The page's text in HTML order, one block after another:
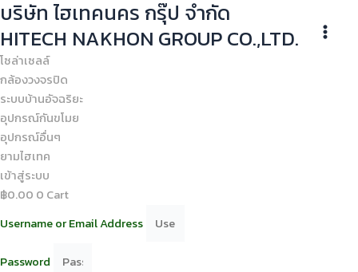
Skip
content
Menu
บริษัท ไฮเทคนคร กรุ๊ป จำกัด
HITECH NAKHON GROUP CO.,LTD.
โซล่าเซลล์
กล้องวงจรปิด
ระบบบ้านอัจฉริยะ
อุปกรณ์กันขโมย
อุปกรณ์อื่นๆ
ยามไฮเทค
เข้าสู่ระบบ
฿0.00 0 Cart
Username or Email Address
Password